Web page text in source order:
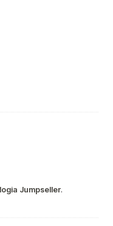
Jumpseller.